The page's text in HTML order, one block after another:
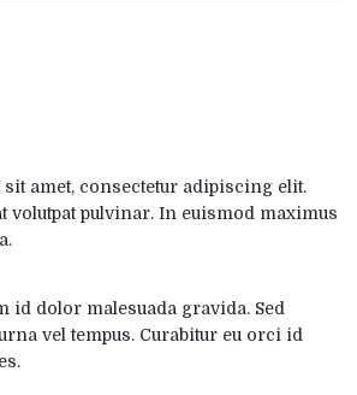
amet, consectetur adipiscing elit.
volutpat pulvinar. In euismod maximus
id dolor malesuada gravida. Sed
vel tempus. Curabitur eu orci id